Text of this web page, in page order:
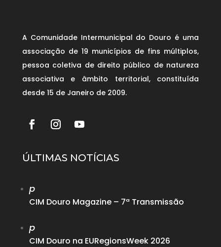
A Comunidade Intermunicipal do Douro é uma
associação de 19 municípios de fins múltiplos,
pessoa coletiva de direito público de natureza
associativa e âmbito territorial, constituída
desde 15 de Janeiro de 2009.
ÚLTIMAS NOTÍCIAS
p
CIM Douro Magazine – 7ª Transmissão
p
CIM Douro na EURegionsWeek 2026